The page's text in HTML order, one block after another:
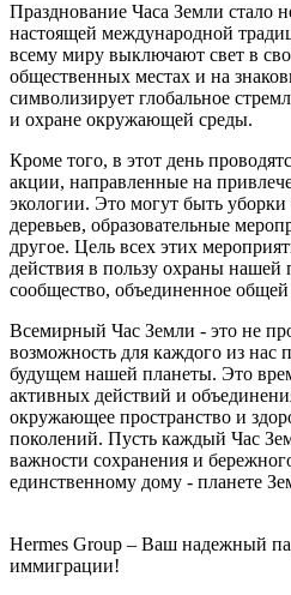
Празднование Часа Земли стало
настоящей международной
всему миру выключают свет в
общественных местах и на
символизирует глобальное
и охране окружающей среды.
Кроме того, в этот день
акции, направленные на
экологии. Это могут быть уборки
деревьев, образовательные
другое. Цель всех этих
действия в пользу охраны нашей
сообщество, объединенное
Всемирный Час Земли - это не
возможность для каждого из нас
будущем нашей планеты. Это
активных действий и
окружающее пространство и
поколений. Пусть каждый Час
важности сохранения и
единственному дому - планете
Hermes Group – Ваш надежный
иммиграции!